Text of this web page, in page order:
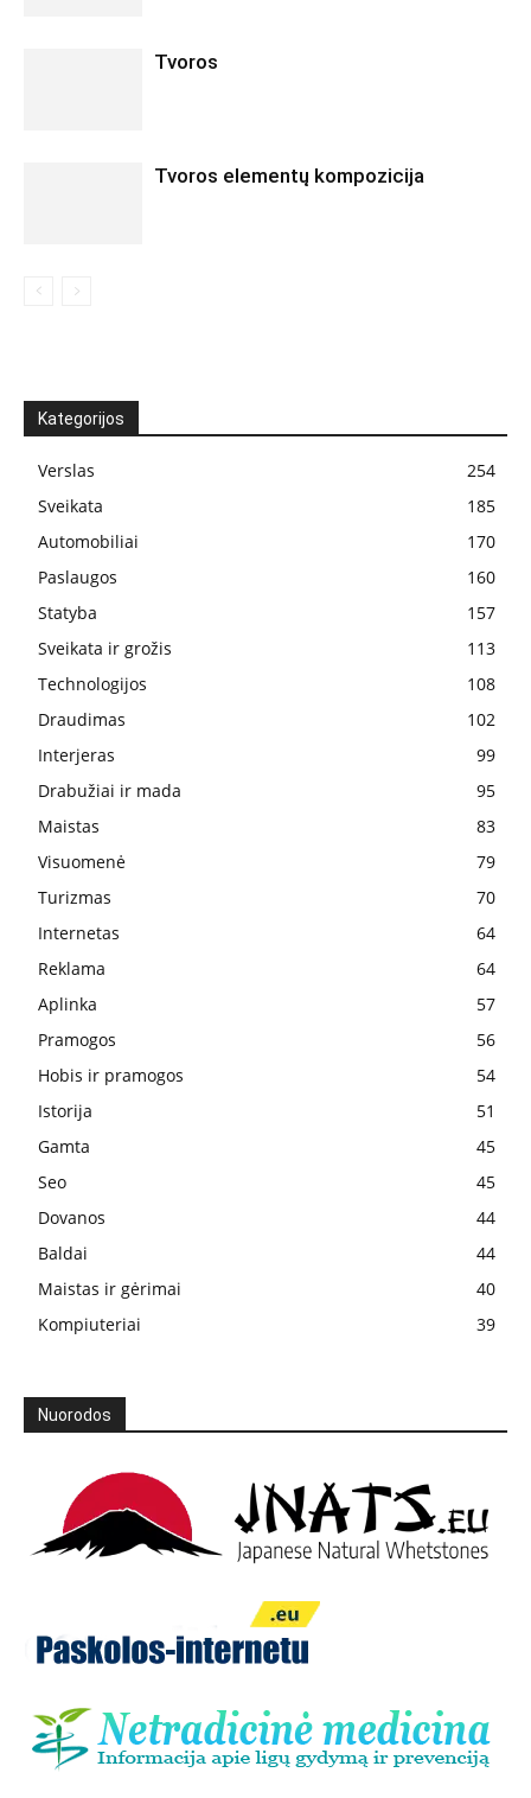
Tvoros
Tvoros elementų kompozicija
Kategorijos
Verslas
254
Sveikata
185
Automobiliai
170
Paslaugos
160
Statyba
157
Sveikata ir grožis
113
Technologijos
108
Draudimas
102
Interjeras
99
Drabužiai ir mada
95
Maistas
83
Visuomenė
79
Turizmas
70
Internetas
64
Reklama
64
Aplinka
57
Pramogos
56
Hobis ir pramogos
54
Istorija
51
Gamta
45
Seo
45
Dovanos
44
Baldai
44
Maistas ir gėrimai
40
Kompiuteriai
39
Nuorodos